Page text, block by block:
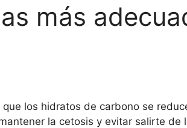
más
que los hidratos de carbono se
la cetosis y evitar salirte de